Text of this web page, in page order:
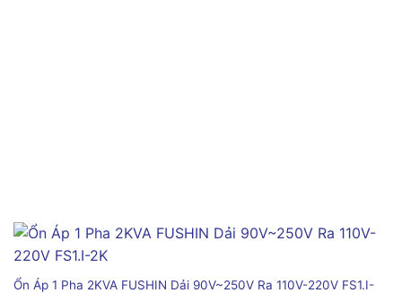
Ổn Áp 1 Pha 2KVA FUSHIN Dải 90V~250V Ra 110V-220V FS1.I-